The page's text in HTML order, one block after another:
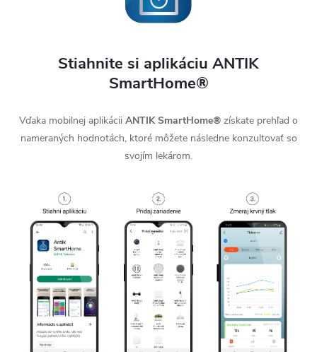
Stiahnite si aplikáciu ANTIK
SmartHome®
Vďaka mobilnej aplikácii ANTIK SmartHome® získate prehľad o
nameraných hodnotách, ktoré môžete následne konzultovať so
svojím lekárom.